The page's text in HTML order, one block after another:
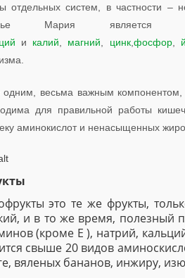
отдельных систем, в частности –
Мария является
и калий магний цинк, фосфор,
весьма важным компонентом,
для правильной работы
аминокислот и ненасыщенных
это те же фрукты,
и в то же время, полезный
(кроме Е ), натрий,
свыше 20 видов
вяленых бананов, инжиру,